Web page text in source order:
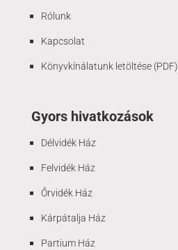
Rólunk
Kapcsolat
Könyvkínálatunk letöltése (PDF)
Gyors hivatkozások
Délvidék Ház
Felvidék Ház
Őrvidék Ház
Kárpátalja Ház
Partium Ház